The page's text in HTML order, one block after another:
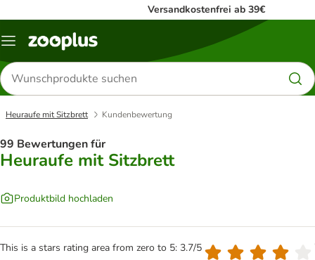
Versandkostenfrei ab 39€
Menü
Produkte
suchen
Heuraufe mit Sitzbrett Kundenbewertung
99 Bewertungen für
Heuraufe mit Sitzbrett
Produktbild hochladen
This is a stars rating area from zero to 5: 3.7/5